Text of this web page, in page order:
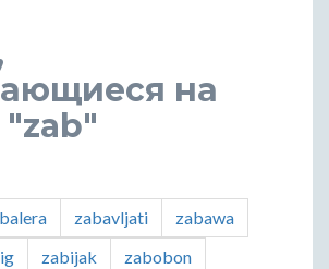
на
zabavljati
zabawa
zabijak
zabobon